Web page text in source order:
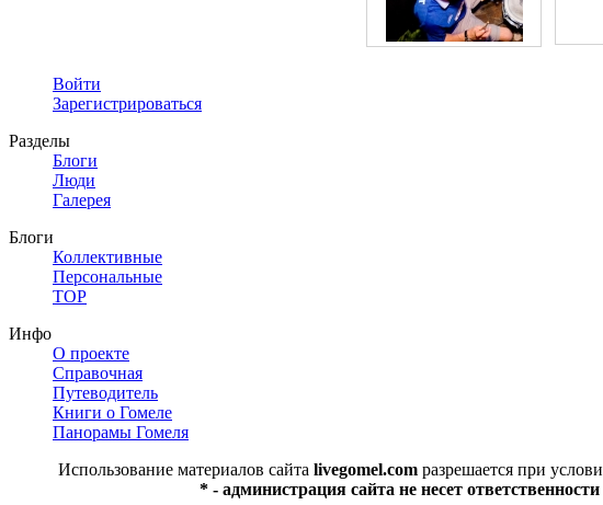
Войти
Зарегистрироваться
Разделы
Блоги
Люди
Галерея
Блоги
Коллективные
Персональные
TOP
Инфо
О проекте
Справочная
Путеводитель
Книги о Гомеле
Панорамы Гомеля
Использование материалов сайта livegomel.com разрешается при
* - администрация сайта не несет